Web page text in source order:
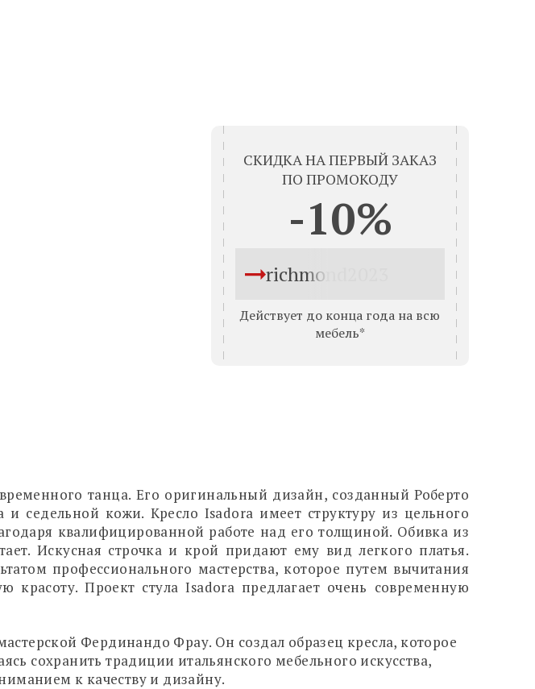
СКИДКА НА ПЕРВЫЙ ЗАКАЗ
ПО ПРОМОКОДУ
-10%
richmond2023
Действует до конца года на всю
мебель*
танца. Его оригинальный дизайн, созданный Роберто
седельной кожи. Кресло Isadora имеет структуру из цельного
квалифицированной работе над его толщиной. Обивка из
Искусная строчка и крой придают ему вид легкого платья.
профессионального мастерства, которое путем вычитания
Проект стула Isadora предлагает очень современную
Фердинандо Фрау. Он создал образец кресла, которое
сохранить традиции итальянского мебельного искусства,
к качеству и дизайну.